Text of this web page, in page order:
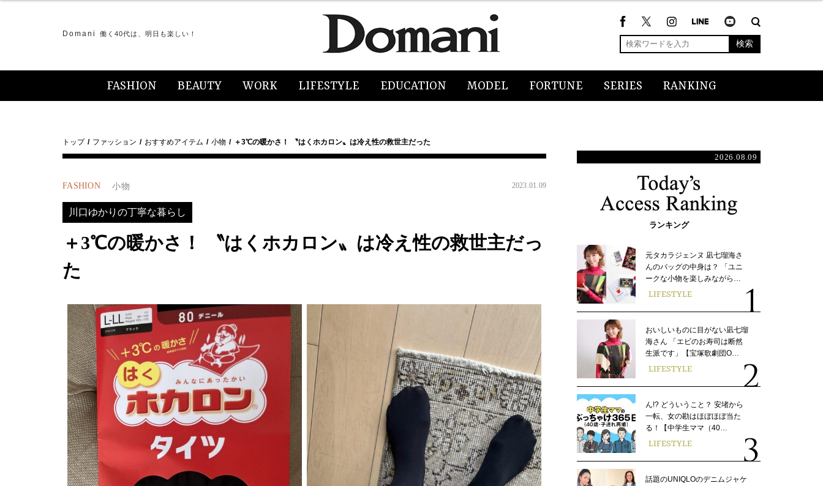
Domani 働く40代は、明日も楽しい！
検索
FASHION BEAUTY WORK LIFESTYLE EDUCATION MODEL FORTUNE SERIES RANKING
トップ ファッション おすすめアイテム 小物 ＋3℃の暖かさ！ 〝はくホカロン〟は冷え性の救世主だった
FASHION 小物 2023.01.09
川口ゆかりの丁寧な暮らし
＋3℃の暖かさ！ 〝はくホカロン〟は冷え性の救世主だっ
た
2026.08.09
ランキング
元タカラジェンヌ 凪七瑠海さ
んのバッグの中身は？ 「ユニ
ークな小物を楽しみながら…
LIFESTYLE
おいしいものに目がない凪七瑠
海さん 「エビのお寿司は断然
生派です」【宝塚歌劇団O…
LIFESTYLE
ん!? どういうこと？ 安堵から
一転、女の勘はほぼほぼ当た
る！【中学生ママ（40…
LIFESTYLE
話題のUNIQLOのデニムジャケ